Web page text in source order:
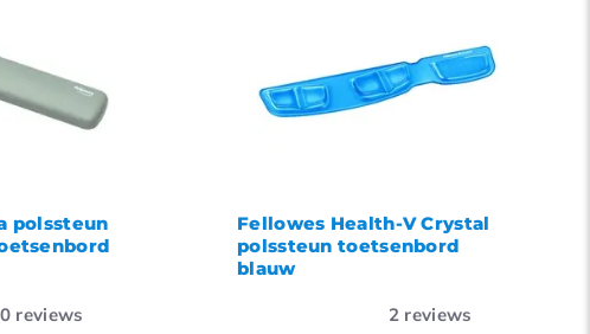
polssteun
0 reviews
Fellowes Health-V Crystal
polssteun toetsenbord
blauw
2 reviews